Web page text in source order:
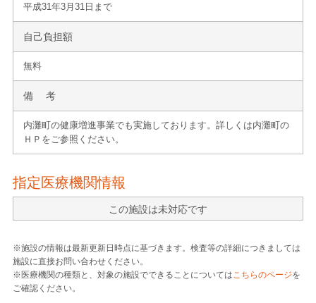
平成31年3月31日まで
自己負担額
無料
備 考
内灘町の健康増進事業でも実施しております。詳しくは内灘町の
ＨＰをご参照ください。
指定医療機関情報
この施設は未対応です
※施設の情報は最新更新日時点に基づきます。検査等の詳細につきましては
施設に直接お問い合わせください。
※医療機関の種類と、対象の施設でできることについてはこちらのページを
ご確認ください。